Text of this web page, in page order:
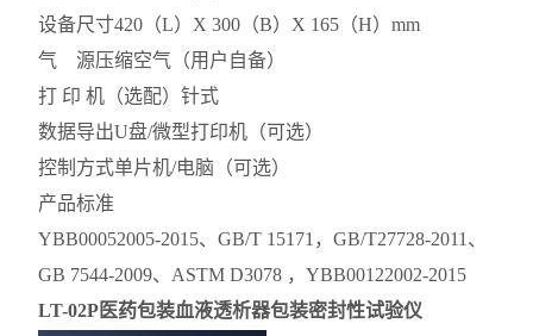
设备尺寸420（L）X 300（B）X 165（H）mm
气 源压缩空气（用户自备）
打 印 机（选配）针式
数据导出U盘/微型打印机（可选）
控制方式单片机/电脑（可选）
产品标准
YBB00052005-2015、GB/T 15171，GB/T27728-2011、
GB 7544-2009、ASTM D3078 ，YBB00122002-2015
LT-02P医药包装血液透析器包装密封性试验仪